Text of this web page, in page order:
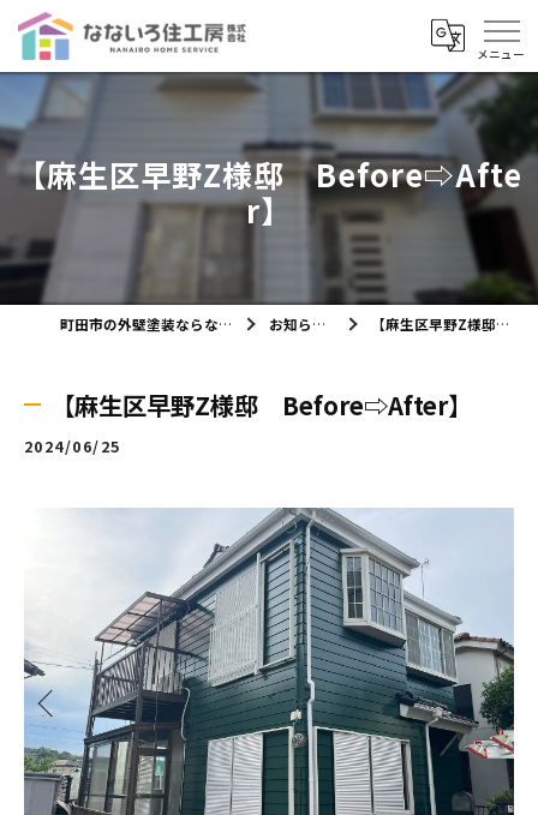
【麻生区早野Z様邸 Before⇨Afte
r】
町田市の外壁塗装ならなないろ住工房株式会社 お知らせ・ブログ 【麻生区早野Z様邸 Before⇨After】
【麻生区早野Z様邸 Before⇨After】
2024/06/25